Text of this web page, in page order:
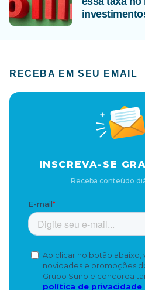
RECEBA EM SEU EMAIL
INSCREVA-SE
Receba conteúdo